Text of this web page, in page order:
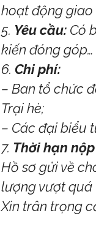
hoạt động giao
Yêu cầu:Có
kiến đóng
Chi phí:
– Ban tổ chức
Trại hè;
– Các đại biểu
Thời hạn
Hồ sơ gửi về
lượng vượt quá
Xin trân trọng